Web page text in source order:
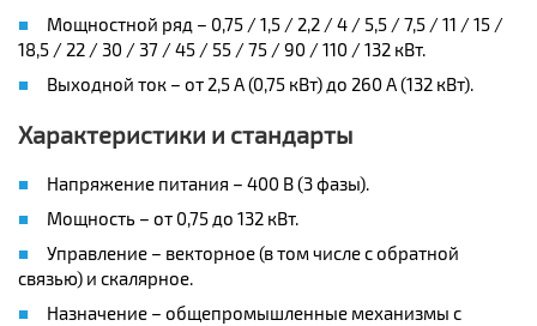
Мощностной ряд – 0,75 / 1,5 / 2,2 / 4 / 5,5 / 7,5 / 11 / 15 /
18,5 / 22 / 30 / 37 / 45 / 55 / 75 / 90 / 110 / 132 кВт.
Выходной ток – от 2,5 А (0,75 кВт) до 260 А (132 кВт).
Характеристики и стандарты
Напряжение питания – 400 В (3 фазы).
Мощность – от 0,75 до 132 кВт.
Управление – векторное (в том числе с обратной
связью) и скалярное.
Назначение – общепромышленные механизмы с